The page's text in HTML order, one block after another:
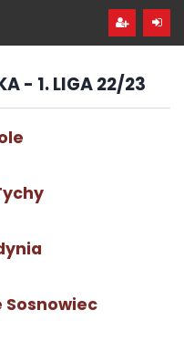
- 1. LIGA 22/23
Sosnowiec